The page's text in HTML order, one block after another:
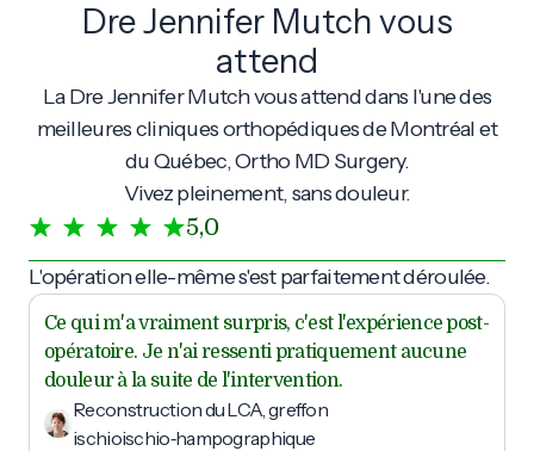
Dre Jennifer Mutch vous
attend
La Dre Jennifer Mutch vous attend dans l'une des
meilleures cliniques orthopédiques de Montréal et
du Québec, Ortho MD Surgery.
Vivez pleinement, sans douleur.
5,0
L'opération elle-même s'est parfaitement déroulée.
Ce qui m'a vraiment surpris, c'est l'expérience post-
opératoire. Je n'ai ressenti pratiquement aucune
douleur à la suite de l'intervention.
Reconstruction du LCA, greffon
ischioischio‑hampographique